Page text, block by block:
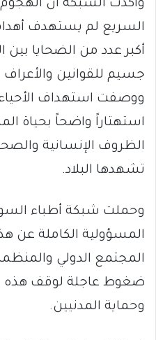
وأكدت الشبكة أن
السريع لم يستهدف
أكبر عدد من الضحايا بين
جسيم للقوانين والأعراف
ووصفت استهداف
استهتاراً واضحاً بحياة
الظروف الإنسانية
تشهدها البلاد.
وحملت شبكة أطباء
المسؤولية الكاملة عن
المجتمع الدولي
ضغوط عاجلة لوقف هذه
وحماية المدنيين.